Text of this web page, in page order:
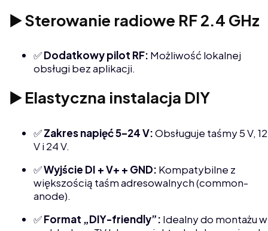
▶️ Sterowanie radiowe RF 2.4 GHz
✅Dodatkowy pilot RF: Możliwość lokalnej
obsługi bez aplikacji.
▶️ Elastyczna instalacja DIY
✅Zakres napięć 5–24 V:Obsługuje taśmy 5 V, 12
V i 24 V.
✅Wyjście DI + V+ + GND: Kompatybilne z
większością taśm adresowalnych (common-
anode).
✅Format „DIY-friendly”: Idealny do montażu w